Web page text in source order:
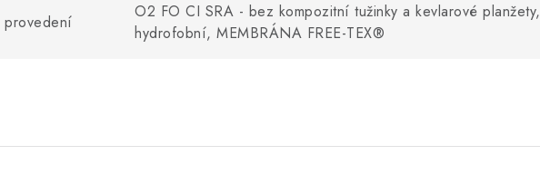
provedení
O2 FO CI SRA - bez kompozitní tužinky a kevlarové planžety,
hydrofobní, MEMBRÁNA FREE-TEX®